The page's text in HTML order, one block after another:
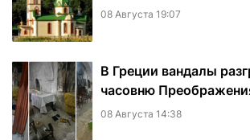
08 Августа 19:07
В Греции вандалы
часовню
08 Августа 14:38